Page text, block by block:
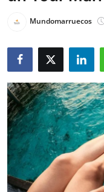
Press Release
Privacy Policy
About
News Network
Submit Press
Health
Mundomarruecos